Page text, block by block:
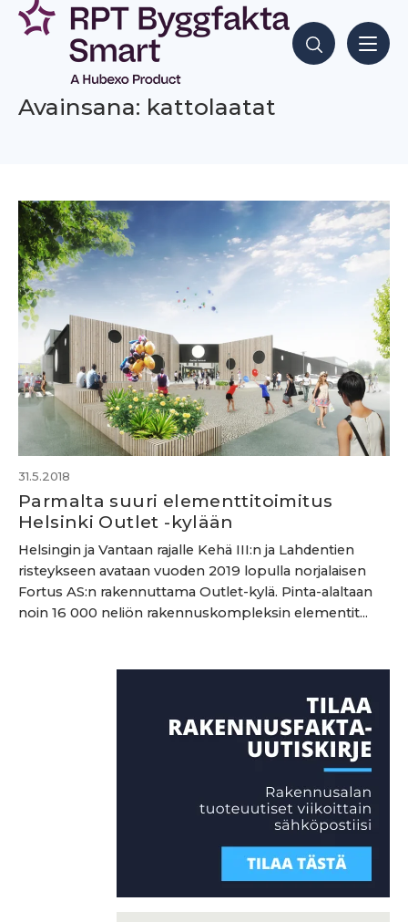
Siirry
sisältöön
Hae sisältöjä
Avainsana: kattolaatat
31.5.2018
Parmalta suuri elementtitoimitus
Helsinki Outlet -kylään
Helsingin ja Vantaan rajalle Kehä III:n ja Lahdentien
risteykseen avataan vuoden 2019 lopulla norjalaisen
Fortus AS:n rakennuttama Outlet-kylä. Pinta-alaltaan
noin 16 000 neliön rakennuskompleksin elementit...